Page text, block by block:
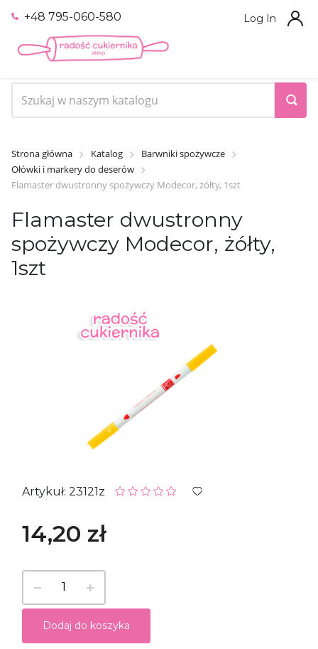
+48 795-060-580 Log In
Strona główna Katalog
Barwniki spożywcze
Ołówki i markery do deserów
Flamaster dwustronny spożywczy Modecor, żółty, 1szt
Flamaster dwustronny
spożywczy Modecor, żółty,
1szt
Artykuł: 23121z
14,20 zł
Dodaj do koszyka